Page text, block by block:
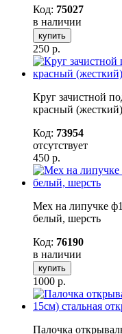
Код: 75027
в наличии
купить
250 р.
Круг зачистной
красный
Код: 73954
отсутствует
450 р.
Мех на липучке
белый, шерсть
Код: 76190
в наличии
купить
1000 р.
Палочка